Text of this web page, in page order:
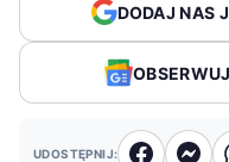
DODAJ NAS
UDOSTĘPNIJ: